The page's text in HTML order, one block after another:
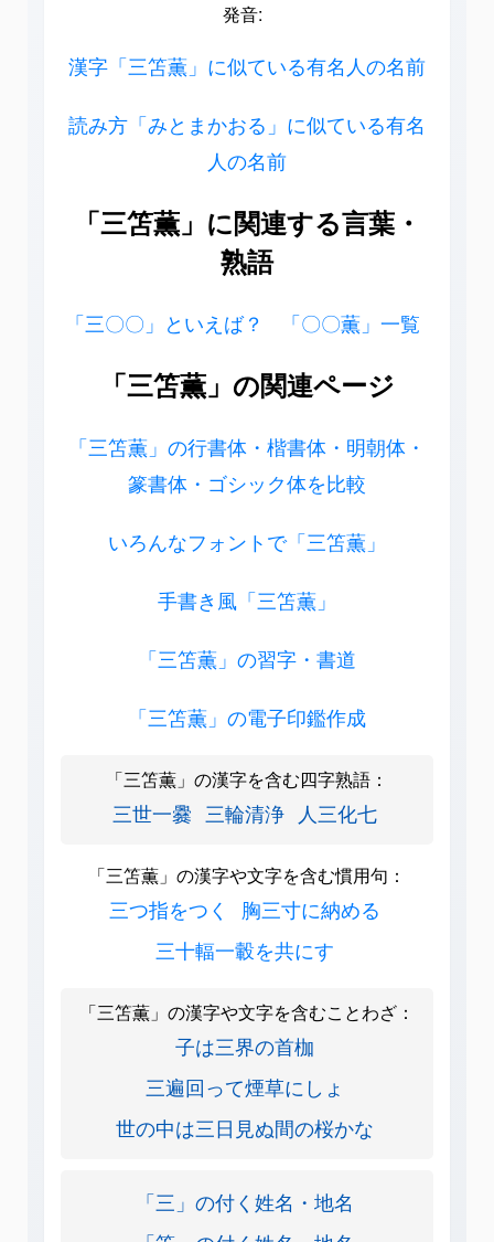
発音:
漢字「三笘薫」に似ている有名人の名前
読み方「みとまかおる」に似ている有名
人の名前
「三笘薫」に関連する言葉・
熟語
「三〇〇」といえば？ 「〇〇薫」一覧
「三笘薫」の関連ページ
「三笘薫」の行書体・楷書体・明朝体・
篆書体・ゴシック体を比較
いろんなフォントで「三笘薫」
手書き風「三笘薫」
「三笘薫」の習字・書道
「三笘薫」の電子印鑑作成
「三笘薫」の漢字を含む四字熟語：
三世一爨 三輪清浄 人三化七
「三笘薫」の漢字や文字を含む慣用句：
三つ指をつく
胸三寸に納める
三十輻一轂を共にす
「三笘薫」の漢字や文字を含むことわざ：
子は三界の首枷
三遍回って煙草にしょ
世の中は三日見ぬ間の桜かな
「三」の付く姓名・地名